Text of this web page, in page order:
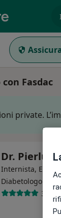
Fasdac
private.
Dr.
Internista,
Diabetologo
33